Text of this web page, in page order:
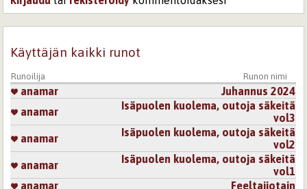
Käyttäjän kaikki runot
Runoilija Runon nimi
anamar
Juhannus 2024
anamar
Isäpuolen kuolema, outoja säkeitä
vol3
anamar
Isäpuolen kuolema, outoja säkeitä
vol2
anamar
Isäpuolen kuolema, outoja säkeitä
vol1
anamar
Feeltaijotain